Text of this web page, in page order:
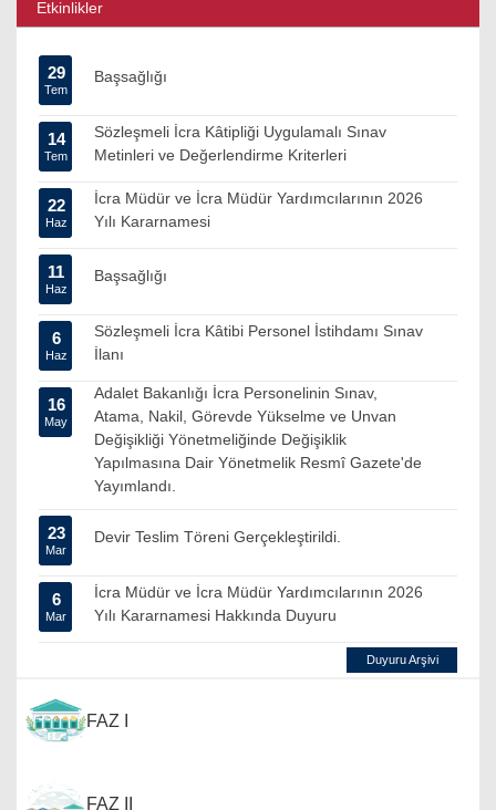
Etkinlikler
29
Tem
Başsağlığı
14
Tem
Sözleşmeli İcra Kâtipliği Uygulamalı Sınav
Metinleri ve Değerlendirme Kriterleri
22
Haz
İcra Müdür ve İcra Müdür Yardımcılarının 2026
Yılı Kararnamesi
11
Haz
Başsağlığı
6
Haz
Sözleşmeli İcra Kâtibi Personel İstihdamı Sınav
İlanı
16
May
Adalet Bakanlığı İcra Personelinin Sınav,
Atama, Nakil, Görevde Yükselme ve Unvan
Değişikliği Yönetmeliğinde Değişiklik
Yapılmasına Dair Yönetmelik Resmî Gazete'de
Yayımlandı.
23
Mar
Devir Teslim Töreni Gerçekleştirildi.
6
Mar
İcra Müdür ve İcra Müdür Yardımcılarının 2026
Yılı Kararnamesi Hakkında Duyuru
Duyuru Arşivi
FAZ I
FAZ II